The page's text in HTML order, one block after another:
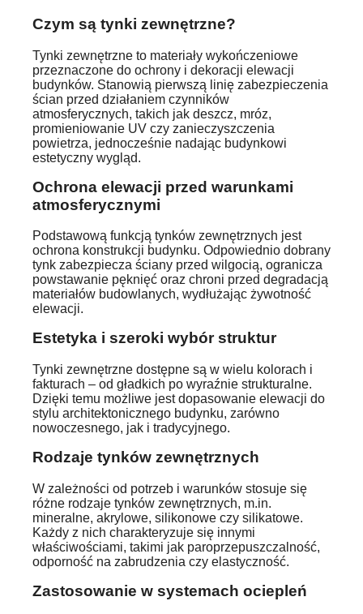
Czym są tynki zewnętrzne?
Tynki zewnętrzne to materiały wykończeniowe
przeznaczone do ochrony i dekoracji elewacji
budynków. Stanowią pierwszą linię zabezpieczenia
ścian przed działaniem czynników
atmosferycznych, takich jak deszcz, mróz,
promieniowanie UV czy zanieczyszczenia
powietrza, jednocześnie nadając budynkowi
estetyczny wygląd.
Ochrona elewacji przed warunkami
atmosferycznymi
Podstawową funkcją tynków zewnętrznych jest
ochrona konstrukcji budynku. Odpowiednio dobrany
tynk zabezpiecza ściany przed wilgocią, ogranicza
powstawanie pęknięć oraz chroni przed degradacją
materiałów budowlanych, wydłużając żywotność
elewacji.
Estetyka i szeroki wybór struktur
Tynki zewnętrzne dostępne są w wielu kolorach i
fakturach – od gładkich po wyraźnie strukturalne.
Dzięki temu możliwe jest dopasowanie elewacji do
stylu architektonicznego budynku, zarówno
nowoczesnego, jak i tradycyjnego.
Rodzaje tynków zewnętrznych
W zależności od potrzeb i warunków stosuje się
różne rodzaje tynków zewnętrznych, m.in.
mineralne, akrylowe, silikonowe czy silikatowe.
Każdy z nich charakteryzuje się innymi
właściwościami, takimi jak paroprzepuszczalność,
odporność na zabrudzenia czy elastyczność.
Zastosowanie w systemach ociepleń